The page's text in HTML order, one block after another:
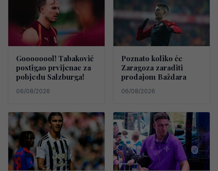
Goooooool! Tabaković
postigao prvijenac za
pobjedu Salzburga!
06/08/2026
Poznato koliko će
Zaragoza zaraditi
prodajom Baždara
06/08/2026